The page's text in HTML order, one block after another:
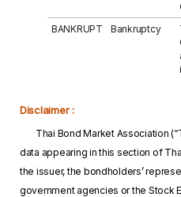
BANKRUPT Bankruptcy
Disclaimer :
Thai Bond Market Association
data appearing in this section of
the issuer, the bondholders’
government agencies or the Stock